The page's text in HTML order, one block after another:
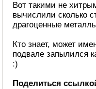
Вот такими не
вычислили сколько
драгоценные
Кто знает, может
подвале запылился
:)
Поделиться